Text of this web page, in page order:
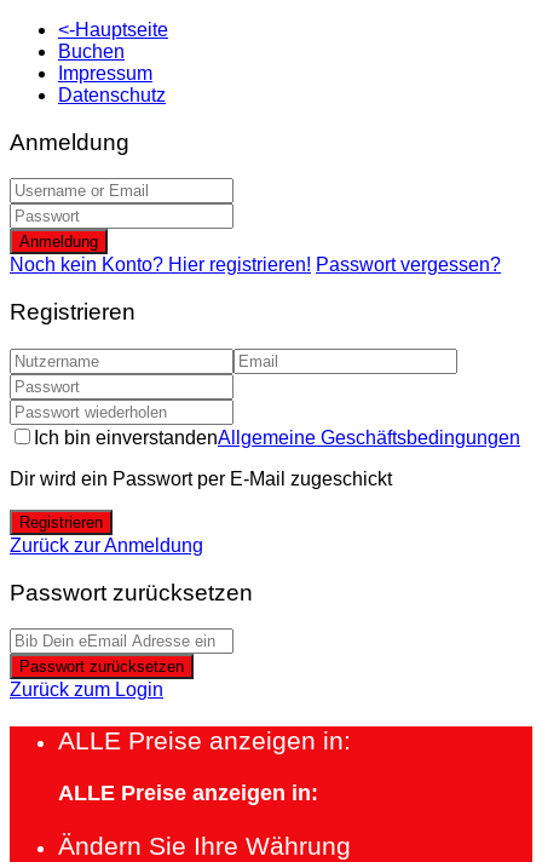
<-Hauptseite
Buchen
Impressum
Datenschutz
Anmeldung
Anmeldung
Noch kein Konto? Hier registrieren! Passwort vergessen?
Registrieren
Ich bin einverstandenAllgemeine Geschäftsbedingungen
Dir wird ein Passwort per E-Mail zugeschickt
Registrieren
Zurück zur Anmeldung
Passwort zurücksetzen
Passwort zurücksetzen
Zurück zum Login
ALLE Preise anzeigen in:
ALLE Preise anzeigen in:
Ändern Sie Ihre Währung